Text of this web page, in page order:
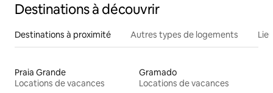
Destinations à découvrir
Destinations à proximité Autres types de logements
Praia Grande
Locations de vacances
Gramado
Locations de vacances